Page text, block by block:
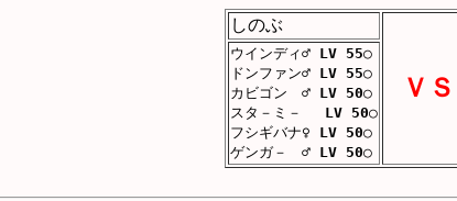
しのぶ
ＶＳ
ウインディ♂LV 55○
ドンファン♂LV 55○
カビゴン ♂LV 50○
スタ－ミ－
LV 50○
フシギバナ♀ LV 50○
ゲンガ－ ♂LV 50○